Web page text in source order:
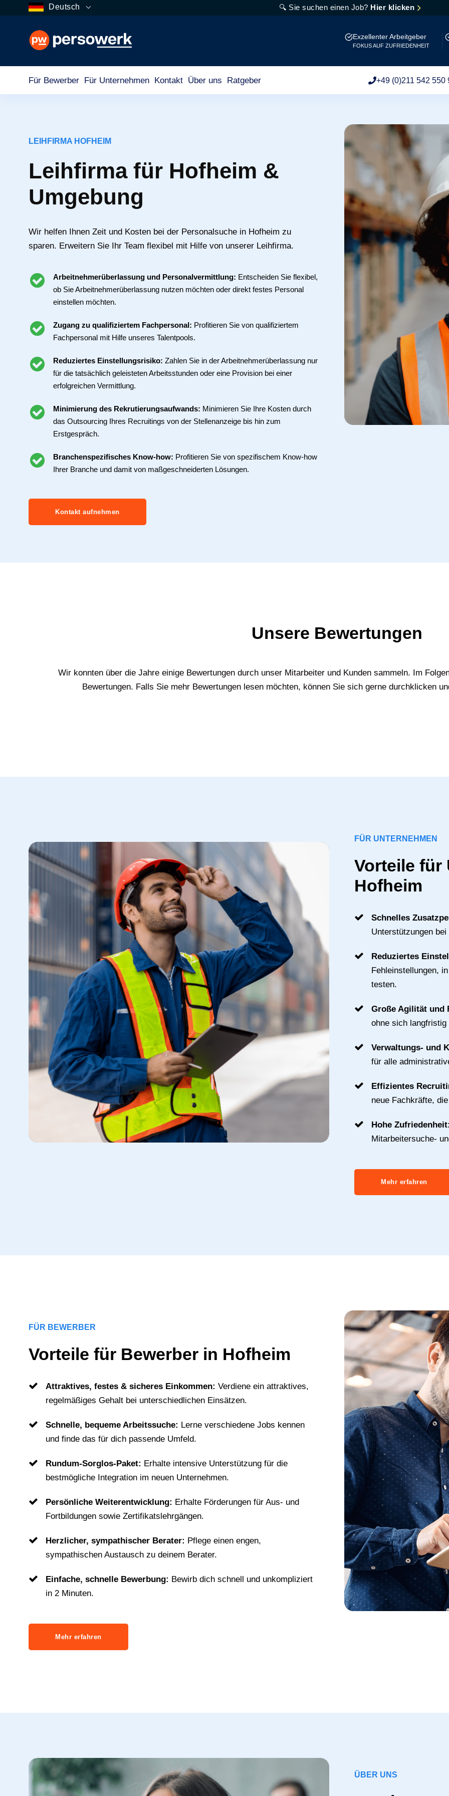
Deutsch 🔍 Sie suchen einen Job? Hier klicken
Exzellenter Arbeitgeber
FOKUS AUF ZUFRIEDENHEIT
Für Bewerber Für Unternehmen Kontakt Über uns Ratgeber +49 (0)211 542 550
LEIHFIRMA HOFHEIM
Leihfirma für Hofheim &
Umgebung
Wir helfen Ihnen Zeit und Kosten bei der Personalsuche in Hofheim zu
sparen. Erweitern Sie Ihr Team flexibel mit Hilfe von unserer Leihfirma.
Arbeitnehmerüberlassung und Personalvermittlung: Entscheiden Sie flexibel,
ob Sie Arbeitnehmerüberlassung nutzen möchten oder direkt festes Personal
einstellen möchten.
Zugang zu qualifiziertem Fachpersonal: Profitieren Sie von qualifiziertem
Fachpersonal mit Hilfe unseres Talentpools.
Reduziertes Einstellungsrisiko: Zahlen Sie in der Arbeitnehmerüberlassung nur
für die tatsächlich geleisteten Arbeitsstunden oder eine Provision bei einer
erfolgreichen Vermittlung.
Minimierung des Rekrutierungsaufwands: Minimieren Sie Ihre Kosten durch
das Outsourcing Ihres Recruitings von der Stellenanzeige bis hin zum
Erstgespräch.
Branchenspezifisches Know-how: Profitieren Sie von spezifischem Know-how
Ihrer Branche und damit von maßgeschneiderten Lösungen.
Kontakt aufnehmen
Unsere Bewertungen
Wir konnten über die Jahre einige Bewertungen durch unser Mitarbeiter und Kunden sammeln. Im
Bewertungen. Falls Sie mehr Bewertungen lesen möchten, können Sie sich gerne durchklicken
FÜR UNTERNEHMEN
Vorteile für
Hofheim
Schnelles
Unterstützungen
Reduziertes
Fehleinstellungen,
testen.
Große Agilität und
ohne sich
Verwaltungs- und
für alle
Effizientes
neue Fachkräfte,
Hohe Zufriedenheit:
Mitarbeitersuche-
Mehr erfahren
FÜR BEWERBER
Vorteile für Bewerber in Hofheim
Attraktives, festes & sicheres Einkommen: Verdiene ein attraktives,
regelmäßiges Gehalt bei unterschiedlichen Einsätzen.
Schnelle, bequeme Arbeitssuche: Lerne verschiedene Jobs kennen
und finde das für dich passende Umfeld.
Rundum-Sorglos-Paket: Erhalte intensive Unterstützung für die
bestmögliche Integration im neuen Unternehmen.
Persönliche Weiterentwicklung: Erhalte Förderungen für Aus- und
Fortbildungen sowie Zertifikatslehrgängen.
Herzlicher, sympathischer Berater: Pflege einen engen,
sympathischen Austausch zu deinem Berater.
Einfache, schnelle Bewerbung: Bewirb dich schnell und unkompliziert
in 2 Minuten.
Mehr erfahren
ÜBER UNS